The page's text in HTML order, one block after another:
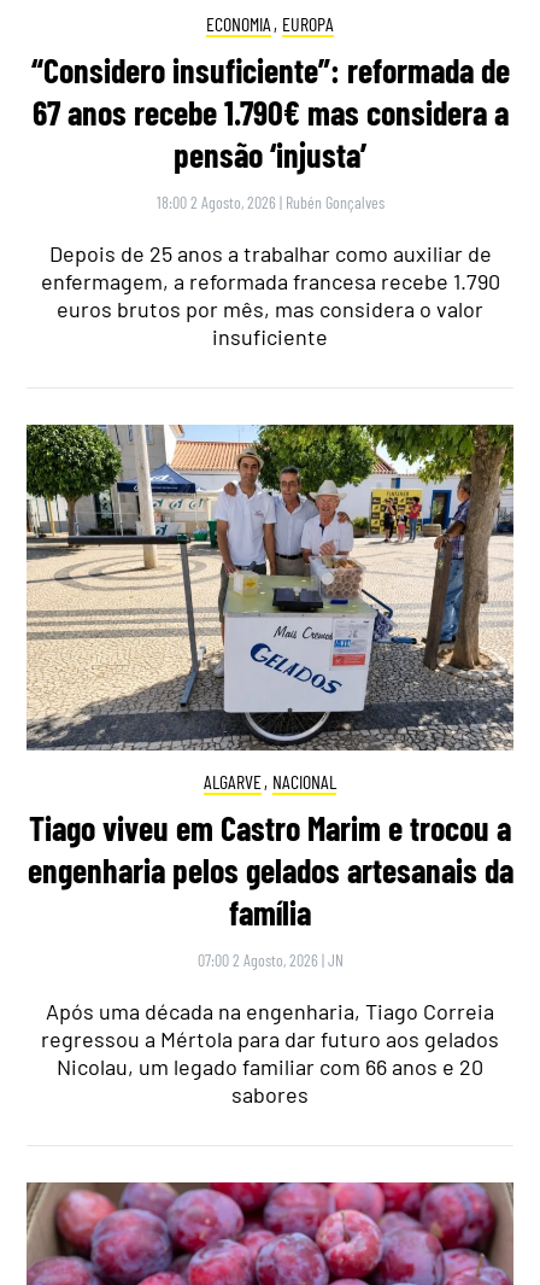
ECONOMIA , EUROPA
“Considero insuficiente”: reformada de
67 anos recebe 1.790€ mas considera a
pensão ‘injusta’
18:00 2 Agosto, 2026 | Rubén Gonçalves
Depois de 25 anos a trabalhar como auxiliar de
enfermagem, a reformada francesa recebe 1.790
euros brutos por mês, mas considera o valor
insuficiente
ALGARVE, NACIONAL
Tiago viveu em Castro Marim e trocou a
engenharia pelos gelados artesanais da
família
07:00 2 Agosto, 2026 |JN
Após uma década na engenharia, Tiago Correia
regressou a Mértola para dar futuro aos gelados
Nicolau, um legado familiar com 66 anos e 20
sabores